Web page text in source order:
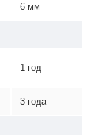
6 мм
1 год
3 года